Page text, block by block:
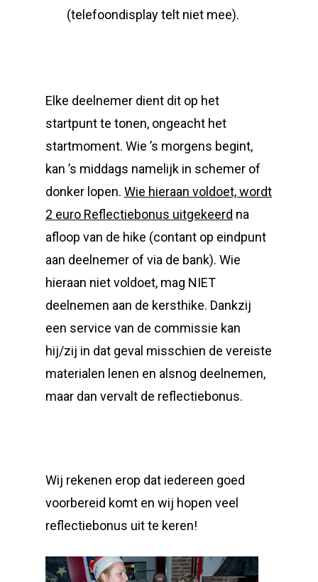
(telefoondisplay telt niet mee).
Elke deelnemer dient dit op het
startpunt te tonen, ongeacht het
startmoment. Wie ’s morgens begint,
kan ’s middags namelijk in schemer of
donker lopen. Wie hieraan voldoet, wordt
2 euro Reflectiebonus uitgekeerd na
afloop van de hike (contant op eindpunt
aan deelnemer of via de bank). Wie
hieraan niet voldoet, mag NIET
deelnemen aan de kersthike. Dankzij
een service van de commissie kan
hij/zij in dat geval misschien de vereiste
materialen lenen en alsnog deelnemen,
maar dan vervalt de reflectiebonus.
Wij rekenen erop dat iedereen goed
voorbereid komt en wij hopen veel
reflectiebonus uit te keren!